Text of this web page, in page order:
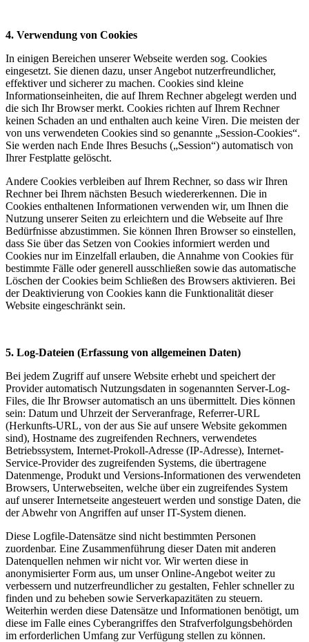
4. Verwendung von Cookies
In einigen Bereichen unserer Webseite werden sog. Cookies
eingesetzt. Sie dienen dazu, unser Angebot nutzerfreundlicher,
effektiver und sicherer zu machen. Cookies sind kleine
Informationseinheiten, die auf Ihrem Rechner abgelegt werden und
die sich Ihr Browser merkt. Cookies richten auf Ihrem Rechner
keinen Schaden an und enthalten auch keine Viren. Die meisten der
von uns verwendeten Cookies sind so genannte „Session-Cookies“.
Sie werden nach Ende Ihres Besuchs („Session“) automatisch von
Ihrer Festplatte gelöscht.
Andere Cookies verbleiben auf Ihrem Rechner, so dass wir Ihren
Rechner bei Ihrem nächsten Besuch wiedererkennen. Die in
Cookies enthaltenen Informationen verwenden wir, um Ihnen die
Nutzung unserer Seiten zu erleichtern und die Webseite auf Ihre
Bedürfnisse abzustimmen. Sie können Ihren Browser so einstellen,
dass Sie über das Setzen von Cookies informiert werden und
Cookies nur im Einzelfall erlauben, die Annahme von Cookies für
bestimmte Fälle oder generell ausschließen sowie das automatische
Löschen der Cookies beim Schließen des Browsers aktivieren. Bei
der Deaktivierung von Cookies kann die Funktionalität dieser
Website eingeschränkt sein.
5. Log-Dateien (Erfassung von allgemeinen Daten)
Bei jedem Zugriff auf unsere Website erhebt und speichert der
Provider automatisch Nutzungsdaten in sogenannten Server-Log-
Files, die Ihr Browser automatisch an uns übermittelt. Dies können
sein: Datum und Uhrzeit der Serveranfrage, Referrer-URL
(Herkunfts-URL, von der aus Sie auf unsere Website gekommen
sind), Hostname des zugreifenden Rechners, verwendetes
Betriebssystem, Internet-Prokoll-Adresse (IP-Adresse), Internet-
Service-Provider des zugreifenden Systems, die übertragene
Datenmenge, Produkt und Versions-Informationen des verwendeten
Browsers, Unterwebseiten, welche über ein zugreifendes System
auf unserer Internetseite angesteuert werden und sonstige Daten, die
der Abwehr von Angriffen auf unser IT-System dienen.
Diese Logfile-Datensätze sind nicht bestimmten Personen
zuordenbar. Eine Zusammenführung dieser Daten mit anderen
Datenquellen nehmen wir nicht vor. Wir werten diese in
anonymisierter Form aus, um unser Online-Angebot weiter zu
verbessern und nutzerfreundlicher zu gestalten, Fehler schneller zu
finden und zu beheben sowie Serverkapazitäten zu steuern.
Weiterhin werden diese Datensätze und Informationen benötigt, um
diese im Falle eines Cyberangriffes den Strafverfolgungsbehörden
im erforderlichen Umfang zur Verfügung stellen zu können.